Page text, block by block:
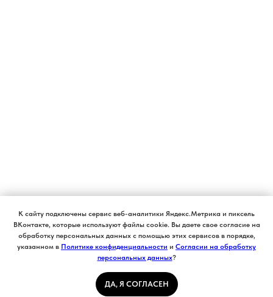
К сайту подключены сервис веб-аналитики Яндекс.Метрика и пиксель
ВКонтакте, которые используют файлы cookie. Вы даете свое согласие на
обработку персональных данных с помощью этих сервисов в порядке,
указанном в Политике конфиденциальности и Согласии на обработку
персональных данных?
ДА, Я СОГЛАСЕН